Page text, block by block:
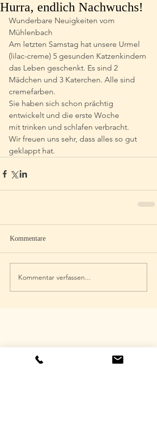
Hurra, endlich Nachwuchs!
Wunderbare Neuigkeiten vom
Mühlenbach
Am letzten Samstag hat unsere Urmel
(lilac-creme) 5 gesunden Katzenkindern
das Leben geschenkt. Es sind 2
Mädchen und 3 Katerchen. Alle sind
cremefarben.
Sie haben sich schon prächtig
entwickelt und die erste Woche
mit trinken und schlafen verbracht.
Wir freuen uns sehr, dass alles so gut
geklappt hat.
Kommentare
Kommentar verfassen...